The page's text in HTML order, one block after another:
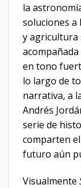
la
soluciones a
y agricultura
en tono
lo largo de
narrativa, a
Andrés
serie de
comparten
futuro aún
Visualmente